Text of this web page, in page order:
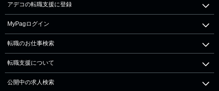
アデコの転職支援に登録
MyPagログイン
転職のお仕事検索
転職支援について
公開中の求人検索